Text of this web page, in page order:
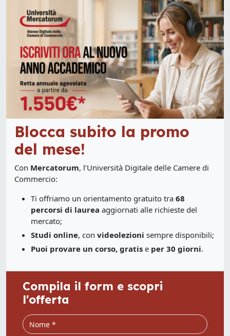
Blocca subito la promo
del mese!
Con Mercatorum, l’Università Digitale delle Camere di
Commercio:
Ti offriamo un orientamento gratuito tra 68
percorsi di laurea aggiornati alle richieste del
mercato;
Studi online, con videolezioni sempre disponibili;
Puoi provare un corso, gratis e per 30 giorni.
Compila il form e scopri
l'offerta